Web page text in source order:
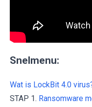
Snelmenu:
Wat is LockBit 4.0
STAP 1. Ransomware